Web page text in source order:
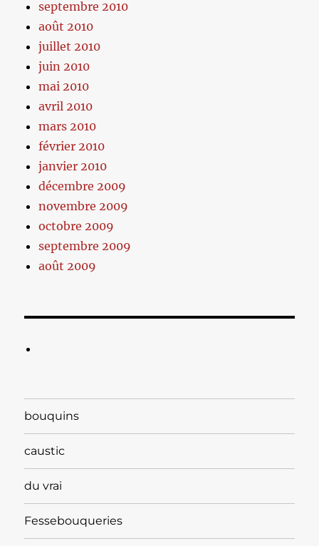
septembre 2010
août 2010
juillet 2010
juin 2010
mai 2010
avril 2010
mars 2010
février 2010
janvier 2010
décembre 2009
novembre 2009
octobre 2009
septembre 2009
août 2009
bouquins
caustic
du vrai
Fessebouqueries